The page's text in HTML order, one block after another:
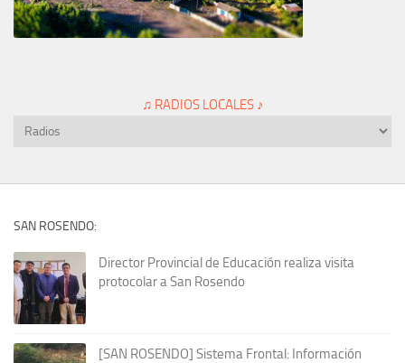
♫ RADIOS LOCALES ♪
SAN ROSENDO:
Director Provincial de Educación realiza visita
protocolar a San Rosendo
[SAN ROSENDO] Sistema Frontal: Información